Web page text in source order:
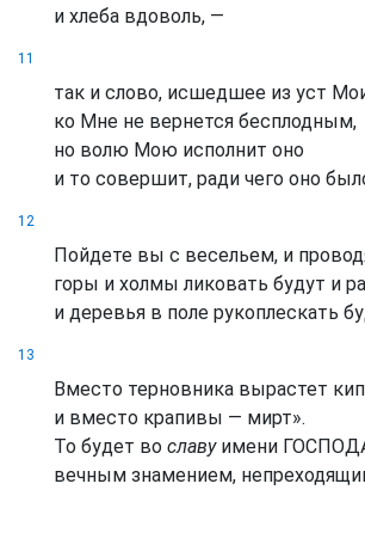
и хлеба вдоволь, —
11
так и слово, исшедшее из уст
ко Мне не вернется бесплодным,
но волю Мою исполнит оно
и то совершит, ради чего оно
12
Пойдете вы с весельем, и
горы и холмы ликовать будут и
и деревья в поле рукоплескать
13
Вместо терновника вырастет
и вместо крапивы — мирт».
То будет во славуимени
вечным знамением,